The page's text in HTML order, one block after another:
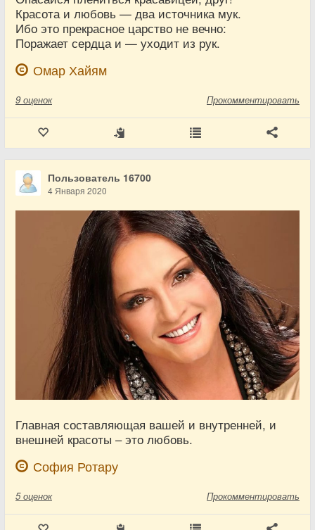
Красота и любовь — два источника мук.
Ибо это прекрасное царство не вечно:
Поражает сердца и — уходит из рук.
Омар Хайям
9 оценок Прокомментировать
Пользователь 16700
4 Января 2020
Главная составляющая вашей и внутренней, и
внешней красоты – это любовь.
София Ротару
5 оценок Прокомментировать